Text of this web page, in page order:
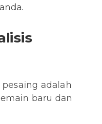
adalah
baru dan